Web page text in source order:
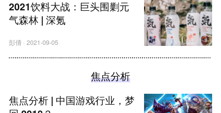
2021饮料大战：巨头围剿元
气森林 | 深氪
彭倩· 2021-09-05
焦点分析
焦点分析 | 中国游戏行业，梦